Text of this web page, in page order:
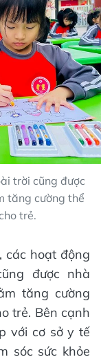
trời cũng được
tăng cường thể
trẻ.
các hoạt động
được nhà
tăng cường
trẻ. Bên cạnh
với cơ sở y tế
sóc sức khỏe